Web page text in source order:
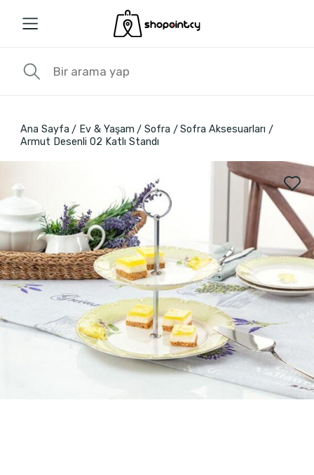
Ana Sayfa Ev & Yaşam Sofra
Sofra Aksesuarları
Armut Desenli 02 Katlı Standı